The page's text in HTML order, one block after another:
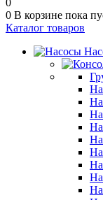
0
0 В корзине пока
Каталог товаров